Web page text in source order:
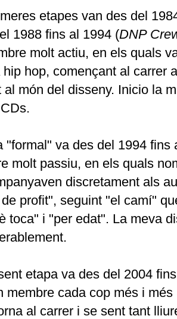
etapes van des del
1988 fins al 1994 (DNP
molt actiu, en els quals
hip hop, començant al carrer
al món del disseny. Inicio la
"formal" va des del 1994 fins
molt passiu, en els quals
discretament als
profit", seguint "el camí"
toca" i "per edat". La meva
etapa va des del 2004
membre cada cop més i
al carrer i se sent tant